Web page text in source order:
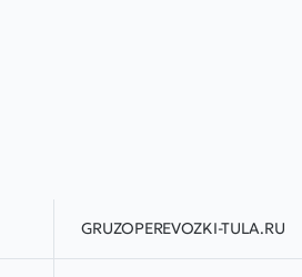
GRUZOPEREVOZKI-TULA.RU